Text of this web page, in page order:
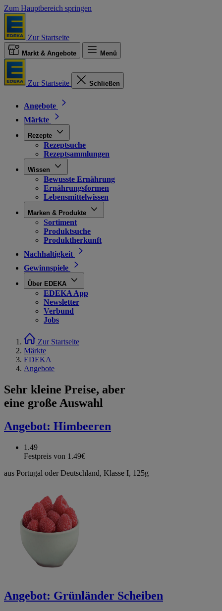
Zum Hauptbereich springen
Zur Startseite
Markt & Angebote Menü
Zur Startseite Schließen
Angebote
Märkte
Rezepte
Rezeptsuche
Rezeptsammlungen
Wissen
Bewusste Ernährung
Ernährungsformen
Lebensmittelwissen
Marken & Produkte
Sortiment
Produktsuche
Produktherkunft
Nachhaltigkeit
Gewinnspiele
Über EDEKA
EDEKA App
Newsletter
Verbund
Jobs
Zur Startseite
Märkte
EDEKA
Angebote
Sehr kleine Preise, aber
eine große Auswahl
Angebot: Himbeeren
1.49
Festpreis von 1.49€
aus Portugal oder Deutschland, Klasse I, 125g
Angebot: Grünländer Scheiben